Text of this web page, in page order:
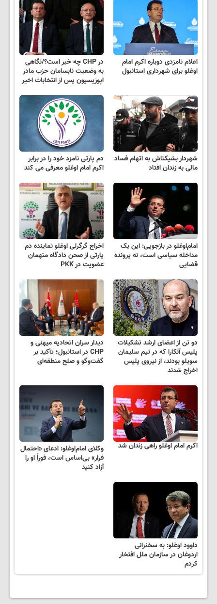
اعلام نامزدی دوباره اکرم امام
اوغلو برای شهرداری استانبول
در CHP چه خبر است؟/نگاهی
به وضعیت نابسامان حزب مادر
اپوزیسیون پس از انتخابات اخیر
شهردار بشیکتاش به اتهام فساد
مالی به زندان افتاد
دم پارتی نامزد خود را در برابر
اکرم امام اوغلو معرفی می کند
امام‌اوغلو در بازجویی: این یک
مداخله سیاسی است، نه پرونده
قضایی
اخراج گرگرلی اوغلو نماینده دم
پارتی از صحن دادگاه متهمان
عضویت در PKK
دو تن از اعضای ارشد تشکیلات
پلیس آنکارا که در تیم سلیمان
سویلو بودند، از نیروی پلیس
اخراج شدند
دیدار سران اتحادیه میهنی و
CHP در استانبول؛ تأکید بر
گفت‌وگو و صلح منطقه‌ای
اکرم امام اوغلو راهی زندان شد
وکلای امام‌اوغلو: ادعای «احتمال
فرار» بی‌اساس است، فوراً او را
آزاد کنید
داوود اوغلو: به سخنرانی
اردوغان در سازمان ملل افتخار
کردم